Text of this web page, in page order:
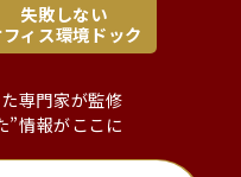
失敗しない
ィス環境ドック
専門家が監修
”情報がここに